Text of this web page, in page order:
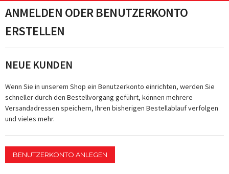
ANMELDEN ODER BENUTZERKONTO
ERSTELLEN
NEUE KUNDEN
Wenn Sie in unserem Shop ein Benutzerkonto einrichten, werden Sie
schneller durch den Bestellvorgang geführt, können mehrere
Versandadressen speichern, Ihren bisherigen Bestellablauf verfolgen
und vieles mehr.
BENUTZERKONTO ANLEGEN